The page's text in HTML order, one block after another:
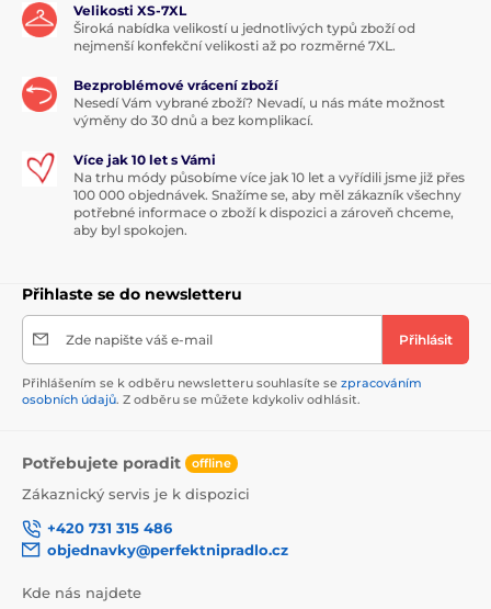
Velikosti XS-7XL
Široká nabídka velikostí u jednotlivých typů zboží od
nejmenší konfekční velikosti až po rozměrné 7XL.
Bezproblémové vrácení zboží
Nesedí Vám vybrané zboží? Nevadí, u nás máte možnost
výměny do 30 dnů a bez komplikací.
Více jak 10 let s Vámi
Na trhu módy působíme více jak 10 let a vyřídili jsme již přes
100 000 objednávek. Snažíme se, aby měl zákazník všechny
potřebné informace o zboží k dispozici a zároveň chceme,
aby byl spokojen.
Přihlaste se do newsletteru
Zde napište váš e-mail Přihlásit
Přihlášením se k odběru newsletteru souhlasíte se zpracováním
osobních údajů. Z odběru se můžete kdykoliv odhlásit.
Potřebujete poradit offline
Zákaznický servis je k dispozici
+420 731 315 486
objednavky@perfektnipradlo.cz
Kde nás najdete